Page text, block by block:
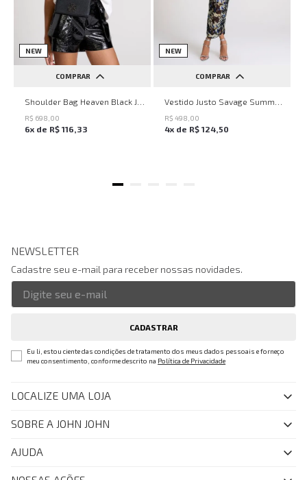
NEW
COMPRAR
UN
R$ 698 00
6x de R$ 116,33
NEW
COMPRAR
PP P M G
R$ 498 00
4x de R$ 124,50
NEWSLETTER
Cadastre seu e-mail para receber nossas novidades.
CADASTRAR
Eu li, estou ciente das condições de tratamento dos meus dados pessoais e forneço
meu consentimento, conforme descrito na Política de Privacidade
LOCALIZE UMA LOJA
SOBRE A JOHN JOHN
Quem Somos
AJUDA
FAQ